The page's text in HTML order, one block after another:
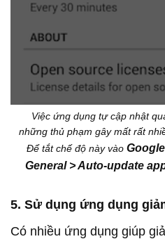
Việc ứng dụng tự cập nhật
những thủ phạm gây mất rất
Để tắt chế độ này vào
General > Auto-update
5. Sử dụng ứng dụng
Có nhiều ứng dụng giúp